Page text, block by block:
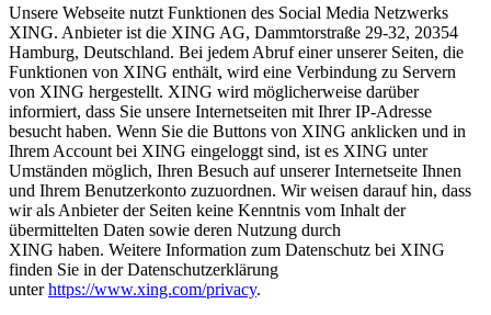
Unsere Webseite nutzt Funktionen des Social Media Netzwerks
XING. Anbieter ist die XING AG, Dammtorstraße 29-32, 20354
Hamburg, Deutschland. Bei jedem Abruf einer unserer Seiten, die
Funktionen von XING enthält, wird eine Verbindung zu Servern
von XING hergestellt. XING wird möglicherweise darüber
informiert, dass Sie unsere Internetseiten mit Ihrer IP-Adresse
besucht haben. Wenn Sie die Buttons von XING anklicken und in
Ihrem Account bei XING eingeloggt sind, ist es XING unter
Umständen möglich, Ihren Besuch auf unserer Internetseite Ihnen
und Ihrem Benutzerkonto zuzuordnen. Wir weisen darauf hin, dass
wir als Anbieter der Seiten keine Kenntnis vom Inhalt der
übermittelten Daten sowie deren Nutzung durch
XING haben. Weitere Information zum Datenschutz bei XING
finden Sie in der Datenschutzerklärung
unterhttps://www.xing.com/privacy.